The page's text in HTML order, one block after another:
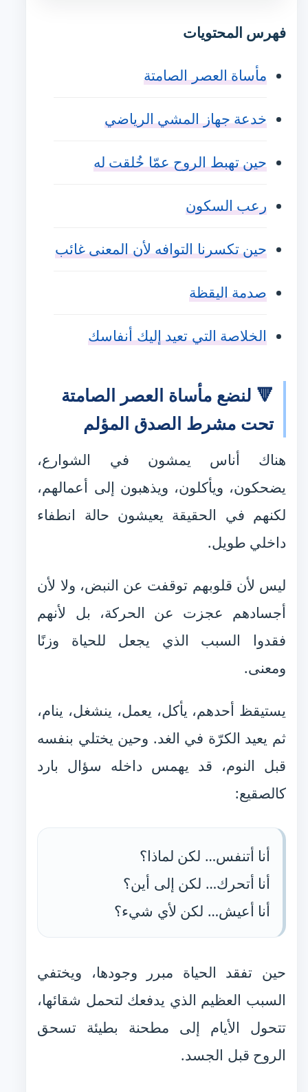
فهرس المحتويات
مأساة العصر الصامتة
خدعة جهاز المشي الرياضي
حين تهبط الروح عمّا خُلقت له
رعب السكون
حين تكسرنا التوافه لأن المعنى غائب
صدمة اليقظة
الخلاصة التي تعيد إليك أنفاسك
🔻 لنضع مأساة العصر الصامتة
تحت مشرط الصدق المؤلم
هناك أناس يمشون في الشوارع،
يضحكون، ويأكلون، ويذهبون إلى أعمالهم،
لكنهم في الحقيقة يعيشون حالة انطفاء
داخلي طويل.
ليس لأن قلوبهم توقفت عن النبض، ولا لأن
أجسادهم عجزت عن الحركة، بل لأنهم
فقدوا السبب الذي يجعل للحياة وزنًا
ومعنى.
يستيقظ أحدهم، يأكل، يعمل، ينشغل، ينام،
ثم يعيد الكرّة في الغد. وحين يختلي بنفسه
قبل النوم، قد يهمس داخله سؤال بارد
كالصقيع:
أنا أتنفس… لكن لماذا؟
أنا أتحرك… لكن إلى أين؟
أنا أعيش… لكن لأي شيء؟
حين تفقد الحياة مبرر وجودها، ويختفي
السبب العظيم الذي يدفعك لتحمل شقائها،
تتحول الأيام إلى مطحنة بطيئة تسحق
الروح قبل الجسد.